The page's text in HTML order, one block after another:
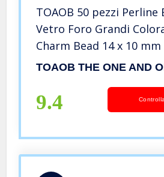
TOAOB 50 pezzi Perline
Vetro Foro Grandi
Charm Bead 14 x 10
Creazione di Gioielli Fai
TOAOB THE ONE AND
9.4